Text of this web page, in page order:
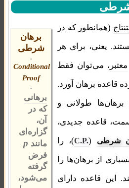
برهان
شرطی
.
Conditional
Proof
.
برهانی
که در
آن،
گزاره‌ای
مانند p
فرض
گرفته
می‌شود،
(همانطور که در
یعنی، برای هر
معتبر‌، می‌توان فقط
قاعده برهان آورد.
طولانی و
قاعده جدیدی،
شرطی (
C.P.)، را
از برهان‌ها را
این قاعده دارای